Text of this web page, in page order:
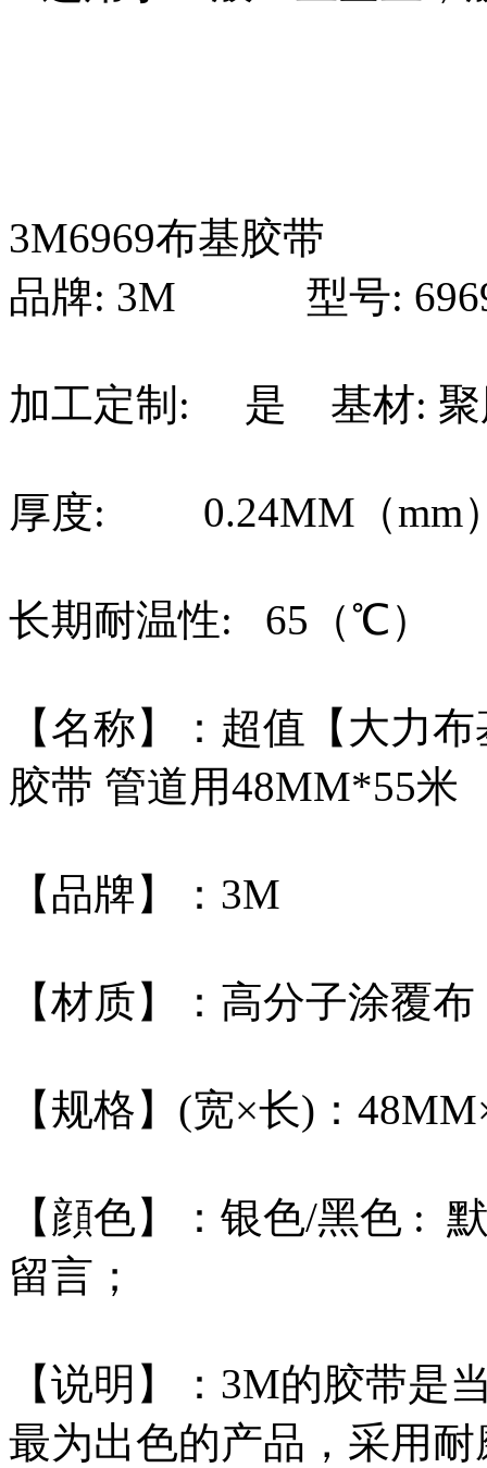
3M6969布基胶带
品牌: 3M 型号:
加工定制: 是 基材:
厚度: 0.24MM（mm
长期耐温性: 65（℃）
【名称】：超值【大力
胶带 管道用48MM*55米
【品牌】：3M
【材质】：高分子涂覆布
【规格】(宽×长)：
【顔色】：银色/黑色 :
留言；
【说明】：3M的胶带是
最为出色的产品，采用